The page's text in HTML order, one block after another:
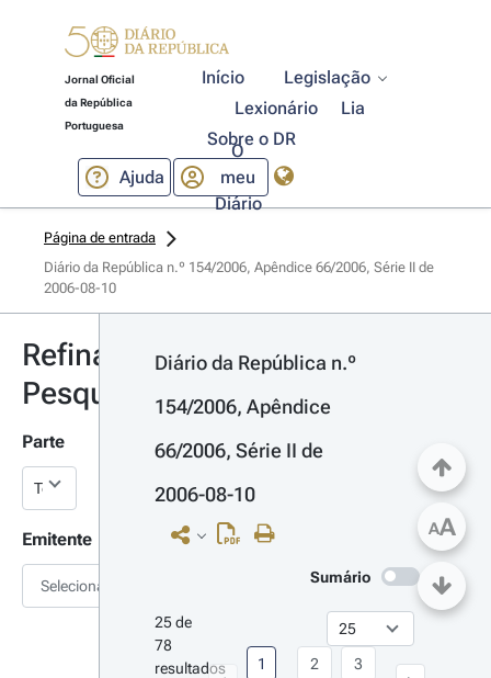
Jornal Oficial
da República
Portuguesa
Início
Legislação
Lexionário
Lia
Sobre o DR
Ajuda
O
meu
Diário
Página de entrada
Diário da República n.º 154/2006, Apêndice 66/2006, Série II de
2006-08-10
Refinar
Pesquisa
Parte
Emitente
Selecionar
Diário da República n.º
154/2006, Apêndice
66/2006, Série II de
2006-08-10
Sumário
25 de
78
resultados
1 2
3
AA